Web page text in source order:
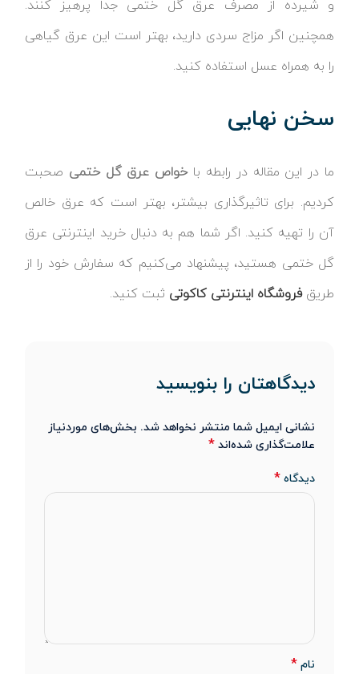
و شیرده از مصرف عرق گل ختمی جدا پرهیز کنند.
همچنین اگر مزاج سردی دارید، بهتر است این عرق گیاهی
را به همراه عسل استفاده کنید.
سخن نهایی
ما در این مقاله در رابطه باخواص عرق گل ختمی صحبت
کردیم. برای تاثیرگذاری بیشتر، بهتر است که عرق خالص
آن را تهیه کنید. اگر شما هم به دنبال خرید اینترنتی عرق
گل ختمی هستید، پیشنهاد می‌کنیم که سفارش خود را از
طریقفروشگاه اینترنتی کاکوتی ثبت کنید.
دیدگاهتان را بنویسید
نشانی ایمیل شما منتشر نخواهد شد. بخش‌های موردنیاز
علامت‌گذاری شده‌اند *
دیدگاه *
نام *